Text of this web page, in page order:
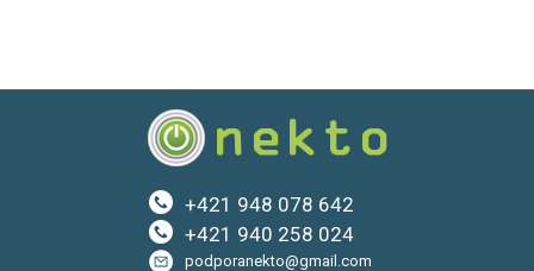
+421 948 078 642
+421 940 258 024
podporanekto@gmail.com